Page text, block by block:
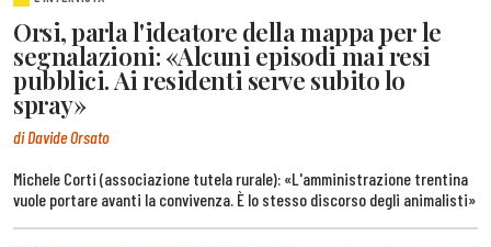
Orsi, parla l'ideatore della mappa per le
segnalazioni: «Alcuni episodi mai resi
pubblici. Ai residenti serve subito lo
spray»
di Davide Orsato
Michele Corti (associazione tutela rurale): «L'amministrazione trentina
vuole portare avanti la convivenza. È lo stesso discorso degli animalisti»